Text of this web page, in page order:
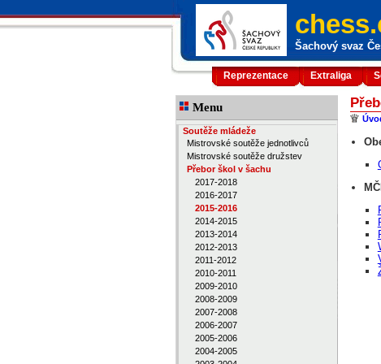
Šachový svaz
Reprezentace Extraliga
Menu
Soutěže mládeže
Mistrovské soutěže jednotlivců
Mistrovské soutěže družstev
Přebor škol v šachu
2017-2018
2016-2017
2015-2016
2014-2015
2013-2014
2012-2013
2011-2012
2010-2011
2009-2010
2008-2009
2007-2008
2006-2007
2005-2006
2004-2005